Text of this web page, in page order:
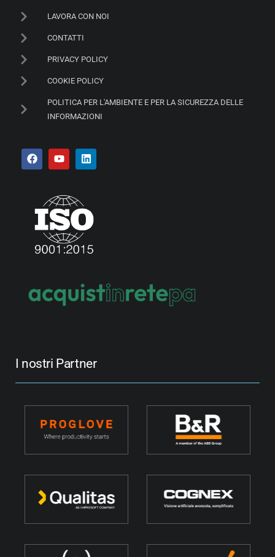
LAVORA CON NOI
CONTATTI
PRIVACY POLICY
COOKIE POLICY
POLITICA PER L'AMBIENTE E PER LA SICUREZZA DELLE
INFORMAZIONI
I nostri Partner